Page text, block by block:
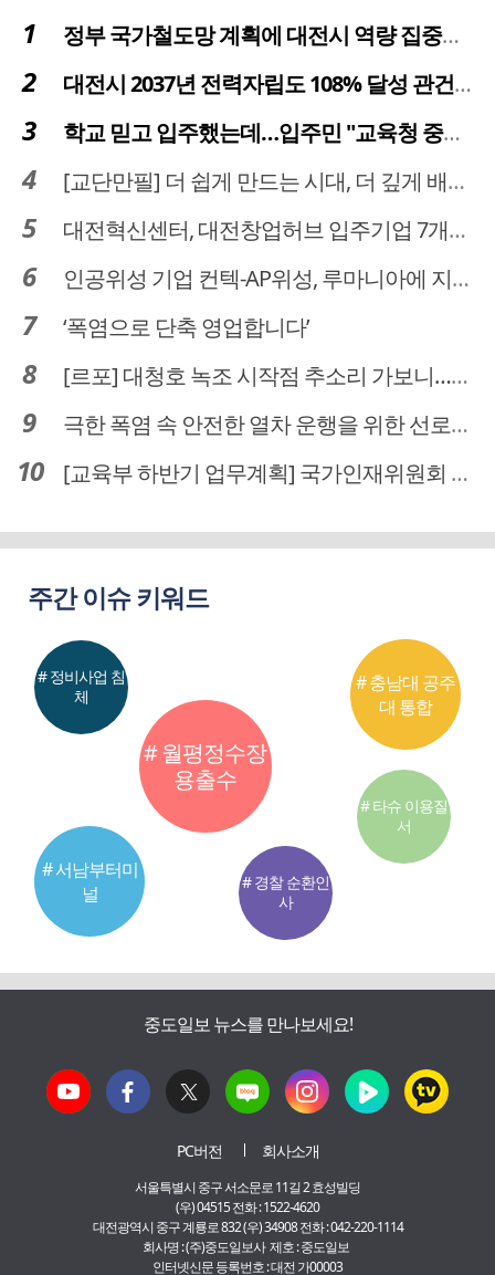
정부 국가철도망 계획에 대전시 역량 집중해야
대전시 2037년 전력자립도 108% 달성 관건은 '주민 수용성'
학교 믿고 입주했는데…입주민 "교육청 중재 나서라"
[교단만필] 더 쉽게 만드는 시대, 더 깊게 배우는 교육
대전혁신센터, 대전창업허브 입주기업 7개사 모집
인공위성 기업 컨텍-AP위성, 루마니아에 지상국 시스템 전수
‘폭염으로 단축 영업합니다’
[르포] 대청호 녹조 시작점 추소리 가보니…걷어내도 짙은 초록빛
극한 폭염 속 안전한 열차 운행을 위한 선로관리
[교육부 하반기 업무계획] 국가인재위원회 신설… 거점국립대 3곳 성장엔진·AI 분야 패키지 지원
주간 이슈 키워드
# 월평정수장
용출수
# 서남부터미
널
# 충남대 공주
대 통합
# 정비사업 침
체
# 경찰 순환인
사
# 타슈 이용질
서
중도일보 뉴스를 만나보세요!
PC버전 회사소개
서울특별시 중구 서소문로 11길 2 효성빌딩
(우) 04515 전화 : 1522-4620
대전광역시 중구 계룡로 832 (우) 34908 전화 : 042-220-1114
회사명 : (주)중도일보사 제호 : 중도일보
인터넷신문 등록번호 : 대전 가00003